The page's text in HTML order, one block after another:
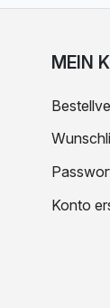
MEIN
Konto